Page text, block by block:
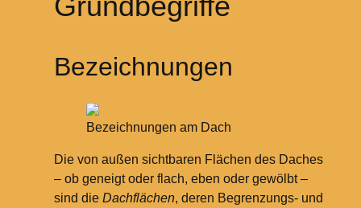
Bezeichnungen
Bezeichnungen am Dach
Die von außen sichtbaren Flächen des Daches
– ob geneigt oder flach, eben oder gewölbt –
sind die Dachflächen, deren Begrenzungs- und